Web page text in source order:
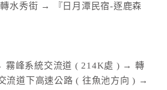
水秀街 → 『日月潭民宿-逐鹿森
霧峰系統交流道 ( 214K處 ) → 轉
流道下高速公路 ( 往魚池方向 ) →